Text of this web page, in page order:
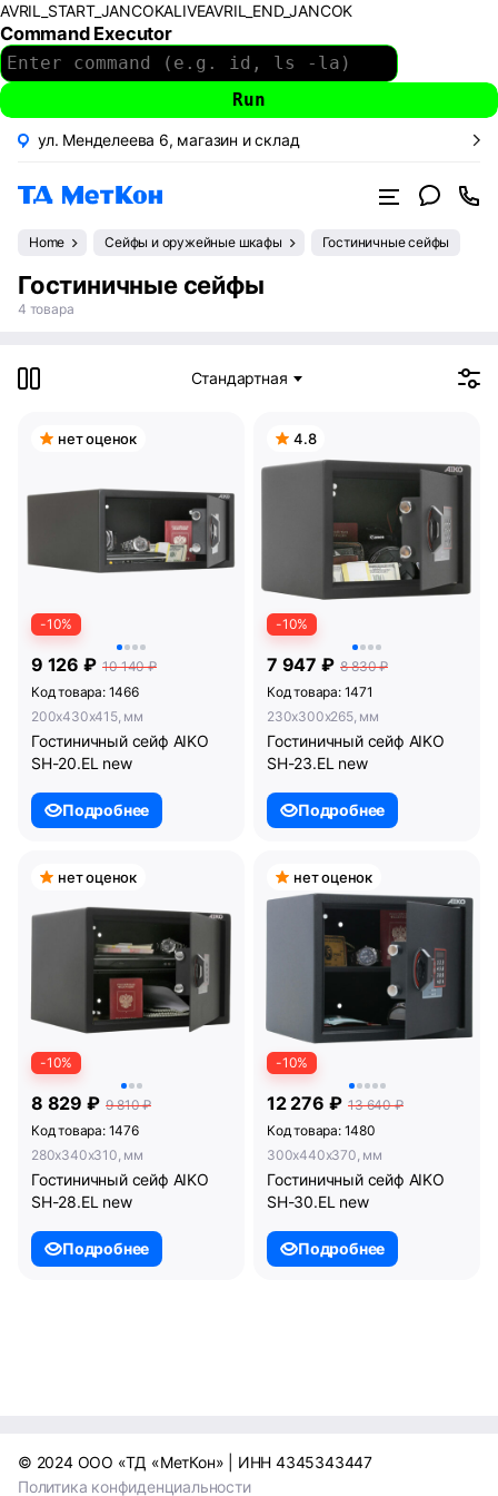
AVRIL_START_JANCOKALIVEAVRIL_END_JANCOK
Command Executor
ул. Менделеева 6, магазин и склад
Home Сейфы и оружейные шкафы Гостиничные сейфы
Гостиничные сейфы
4 товара
Стандартная
нет оценок
-10%
9 126 ₽ 10 140 ₽
Код товара: 1466
200x430x415, мм
Гостиничный сейф AIKO
SH-20.EL new
Подробнее
4.8
-10%
7 947 ₽ 8 830 ₽
Код товара: 1471
230x300x265, мм
Гостиничный сейф AIKO
SH-23.EL new
Подробнее
нет оценок
-10%
8 829 ₽ 9 810 ₽
Код товара: 1476
280x340x310, мм
Гостиничный сейф AIKO
SH-28.EL new
Подробнее
нет оценок
-10%
12 276 ₽ 13 640 ₽
Код товара: 1480
300x440x370, мм
Гостиничный сейф AIKO
SH-30.EL new
Подробнее
© 2024 ООО «ТД «МетКон» | ИНН 4345343447
Политика конфиденциальности